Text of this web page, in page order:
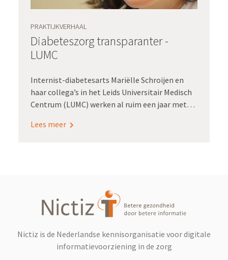
PRAKTIJKVERHAAL
Diabeteszorg transparanter -
LUMC
Internist-diabetesarts Mariëlle Schroijen en
haar collega’s in het Leids Universitair Medisch
Centrum (LUMC) werken al ruim een jaar met
afgestemd op het zorgpad van de
Lees meer
Nictiz is de Nederlandse kennisorganisatie voor digitale
informatievoorziening in de zorg